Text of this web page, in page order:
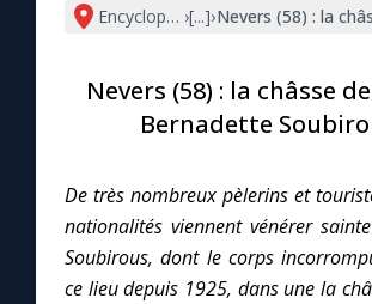
La newsletter
La vidéo de la semaine
Le magazine
Le site internet
Encyclopédie mariale
›[...]›Nevers (58) : la
Nevers (58) : la châsse
Bernadette
De très nombreux pèlerins et
nationalités viennent vénérer
Soubirous, dont le corps
ce lieu depuis 1925, dans une la